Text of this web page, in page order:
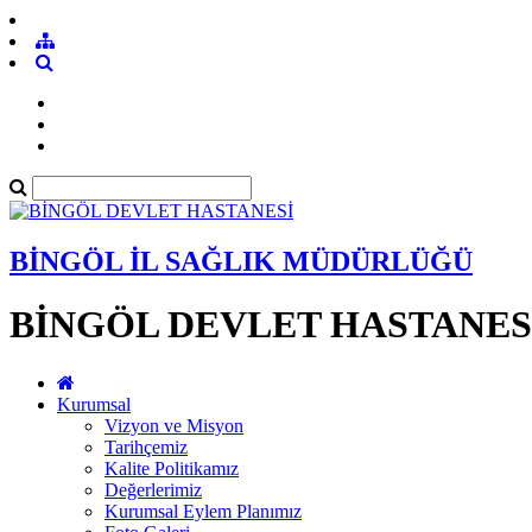
BİNGÖL İL SAĞLIK MÜDÜRLÜĞÜ
BİNGÖL DEVLET
Kurumsal
Vizyon ve Misyon
Tarihçemiz
Kalite Politikamız
Değerlerimiz
Kurumsal Eylem Planımız